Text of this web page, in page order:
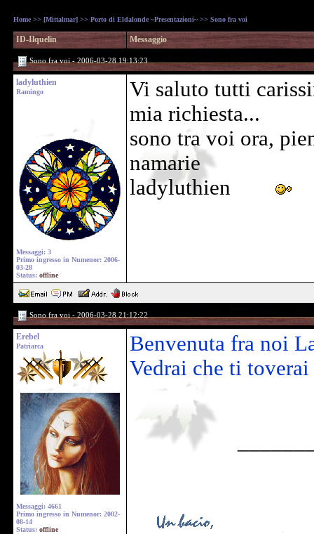
Home >> [Mittalmar] >> Porto di Eldalonde ~Presentazioni~ >> Sono fra voi
ID-Ilquelin Messaggio
Sono fra voi - 2006-03-28 19:13:23
ladyluthien
Ramingo
Messaggi: 3
Primo ingresso in Numenor: 2006-
03-28
Status: offline
Vi saluto tutti
mia richiesta...
sono tra voi ora,
namarie
ladyluthien
Sono fra voi - 2006-03-28 21:12:22
Erebel
Patriarca
Messaggi: 4661
Primo ingresso in Numenor: 2002-
08-14
Status: offline
Benvenuta fra noi
Vedrai che ti